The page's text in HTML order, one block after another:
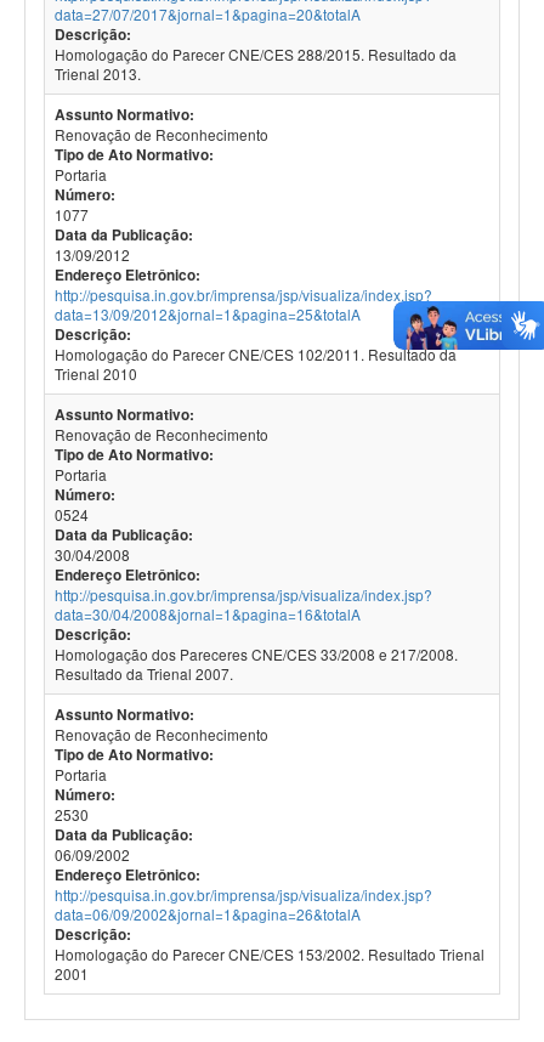
data=27/07/2017&jornal=1&pagina=20&totalA
Descrição:
Homologação do Parecer CNE/CES 288/2015. Resultado da
Trienal 2013.
Assunto Normativo:
Renovação de Reconhecimento
Tipo de Ato Normativo:
Portaria
Número:
1077
Data da Publicação:
13/09/2012
Endereço Eletrônico:
http://pesquisa.in.gov.br/imprensa/jsp/visualiza/index.jsp?
data=13/09/2012&jornal=1&pagina=25&totalA
Descrição:
Homologação do Parecer CNE/CES 102/2011. Resultado da
Trienal 2010
Assunto Normativo:
Renovação de Reconhecimento
Tipo de Ato Normativo:
Portaria
Número:
0524
Data da Publicação:
30/04/2008
Endereço Eletrônico:
http://pesquisa.in.gov.br/imprensa/jsp/visualiza/index.jsp?
data=30/04/2008&jornal=1&pagina=16&totalA
Descrição:
Homologação dos Pareceres CNE/CES 33/2008 e 217/2008.
Resultado da Trienal 2007.
Assunto Normativo:
Renovação de Reconhecimento
Tipo de Ato Normativo:
Portaria
Número:
2530
Data da Publicação:
06/09/2002
Endereço Eletrônico:
http://pesquisa.in.gov.br/imprensa/jsp/visualiza/index.jsp?
data=06/09/2002&jornal=1&pagina=26&totalA
Descrição:
Homologação do Parecer CNE/CES 153/2002. Resultado Trienal
2001